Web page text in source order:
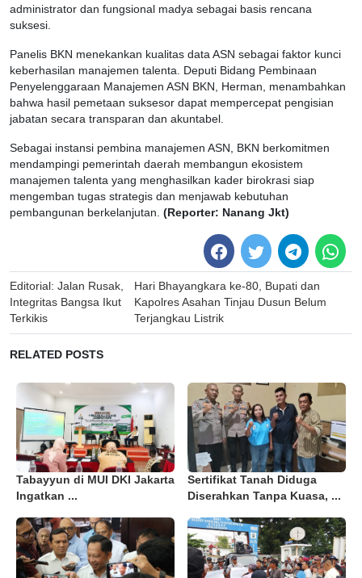
administrator dan fungsional madya sebagai basis rencana
suksesi.
Panelis BKN menekankan kualitas data ASN sebagai faktor kunci
keberhasilan manajemen talenta. Deputi Bidang Pembinaan
Penyelenggaraan Manajemen ASN BKN, Herman, menambahkan
bahwa hasil pemetaan suksesor dapat mempercepat pengisian
jabatan secara transparan dan akuntabel.
Sebagai instansi pembina manajemen ASN, BKN berkomitmen
mendampingi pemerintah daerah membangun ekosistem
manajemen talenta yang menghasilkan kader birokrasi siap
mengemban tugas strategis dan menjawab kebutuhan
pembangunan berkelanjutan. (Reporter: Nanang Jkt)
Post
navigation
Editorial: Jalan Rusak,
Integritas Bangsa Ikut
Terkikis
Hari Bhayangkara ke-80, Bupati dan
Kapolres Asahan Tinjau Dusun Belum
Terjangkau Listrik
RELATED POSTS
Tabayyun di MUI DKI Jakarta
Ingatkan ...
Sertifikat Tanah Diduga
Diserahkan Tanpa Kuasa, ...